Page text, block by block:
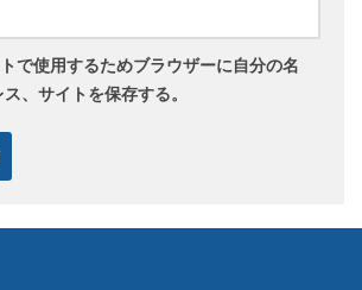
で使用するためブラウザーに自分の名
、サイトを保存する。